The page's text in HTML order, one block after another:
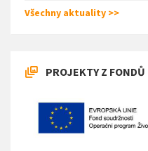
Všechny aktuality >>
PROJEKTY Z FONDŮ